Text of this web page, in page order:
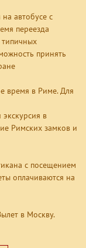
автобусе с
переезда
типичных
принять
время в Риме. Для
экскурсия в
Римских замков и
с посещением
оплачиваются на
в Москву.